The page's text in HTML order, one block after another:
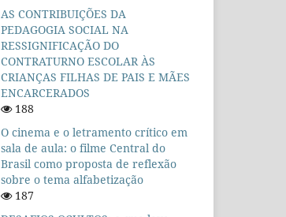
AS CONTRIBUIÇÕES DA
PEDAGOGIA SOCIAL NA
RESSIGNIFICAÇÃO DO
CONTRATURNO ESCOLAR ÀS
CRIANÇAS FILHAS DE PAIS E MÃES
ENCARCERADOS
188
O cinema e o letramento crítico em
sala de aula: o filme Central do
Brasil como proposta de reflexão
sobre o tema alfabetização
187